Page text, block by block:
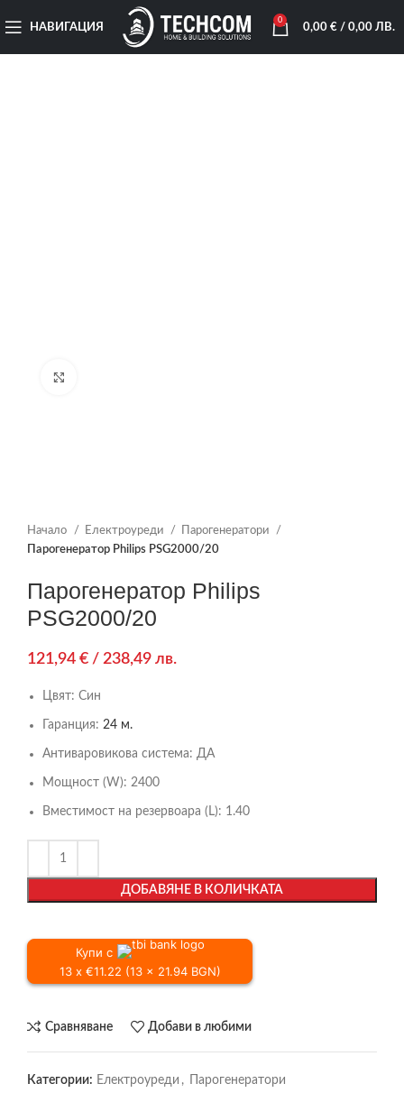
НАВИГАЦИЯ
0
0,00 €/ 0,00 ЛВ.
Начало Електроуреди
Парогенератори
Парогенератор Philips PSG2000/20
Парогенератор Philips
PSG2000/20
121,94 € / 238,49 лв.
Цвят: Син
Гаранция: 24 м.
Антиваровикова система: ДА
Мощност (W): 2400
Вместимост на резервоара (L): 1.40
ДОБАВЯНЕ В КОЛИЧКАТА
Купи с
13 x €11.22 (13 x 21.94 BGN)
Сравняване Добави в любими
Категории: Електроуреди , Парогенератори